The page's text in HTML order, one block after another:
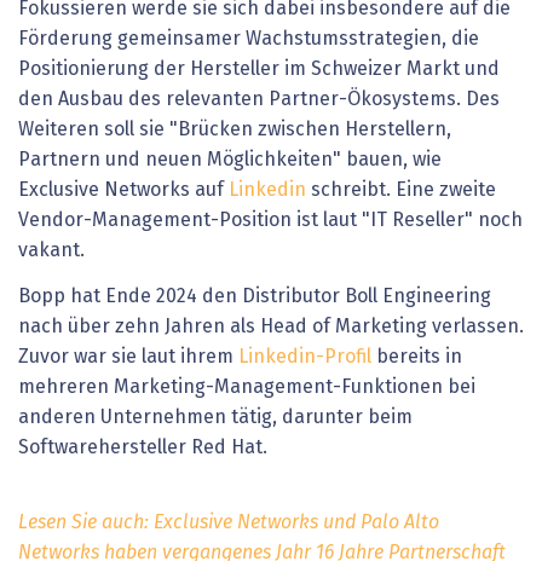
Fokussieren werde sie sich dabei insbesondere auf die
Förderung gemeinsamer Wachstumsstrategien, die
Positionierung der Hersteller im Schweizer Markt und
den Ausbau des relevanten Partner-Ökosystems. Des
Weiteren soll sie "Brücken zwischen Herstellern,
Partnern und neuen Möglichkeiten" bauen, wie
Exclusive Networks auf Linkedin schreibt. Eine zweite
Vendor-Management-Position ist laut "IT Reseller" noch
vakant.
Bopp hat Ende 2024 den Distributor Boll Engineering
nach über zehn Jahren als Head of Marketing verlassen.
Zuvor war sie laut ihrem Linkedin-Profil bereits in
mehreren Marketing-Management-Funktionen bei
anderen Unternehmen tätig, darunter beim
Softwarehersteller Red Hat.
Lesen Sie auch: Exclusive Networks und Palo Alto
Networks haben vergangenes Jahr 16 Jahre Partnerschaft